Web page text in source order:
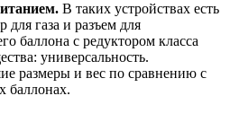
В таких устройствах есть
для газа и разъем для
баллона с редуктором класса
универсальность.
размеры и вес по сравнению с
баллонах.